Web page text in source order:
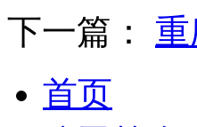
下一篇：
首页